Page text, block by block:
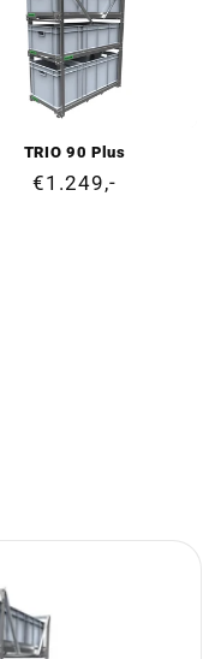
TRIO 90 Plus
Cena
€1.249,-